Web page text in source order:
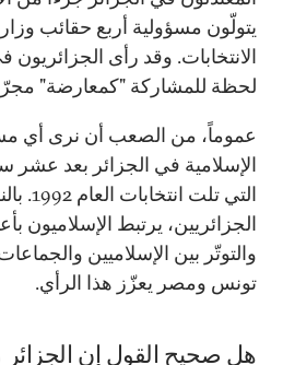
يتولّون مسؤولية أربع حقائب
الانتخابات. وقد رأى
لحظة للمشاركة "كمعارضة"
عموماً، من الصعب أن نرى أي
الإسلامية في الجزائر بعد
التي تلت
الجزائريين، يرتبط الإسلاميون
والتوتّر بين الإسلاميين
تونس ومصر يعزّز هذا الرأي.
هل صحيح القول إن